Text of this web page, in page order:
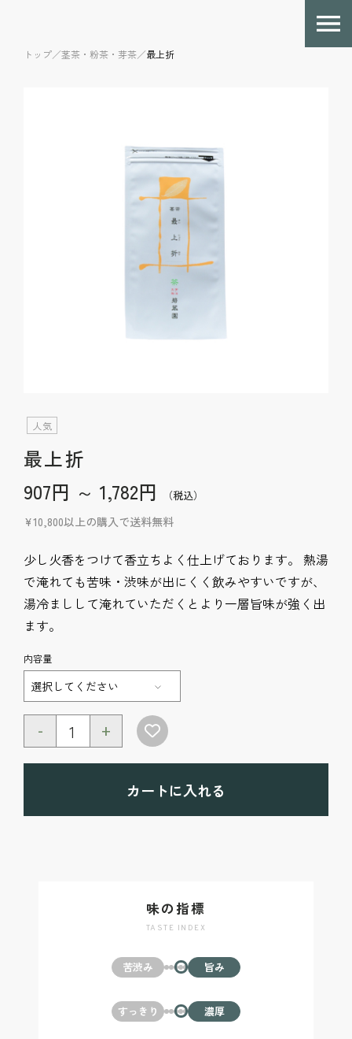
トップ／茎茶・粉茶・芽茶／最上折
人気
最上折
907円 ～ 1,782円
（税込）
¥10,800以上の購入で送料無料
少し火香をつけて香立ちよく仕上げております。 熱湯
で淹れても苦味・渋味が出にくく飲みやすいですが、
湯冷ましして淹れていただくとより一層旨味が強く出
ます。
内容量
選択してください
- +
カートに入れる
味の指標
TASTE INDEX
苦渋み 旨み
すっきり 濃厚